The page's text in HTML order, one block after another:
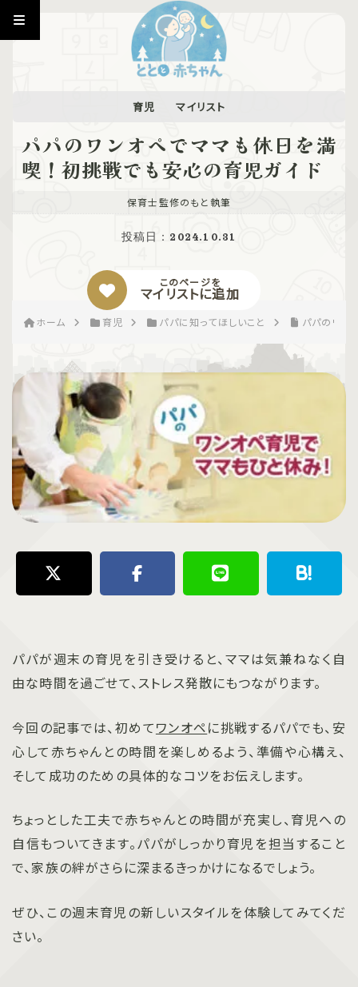
育児 マイリスト
パパのワンオペでママも休日を満
喫！初挑戦でも安心の育児ガイド
投稿日： 2024.10.31
このページを
マイリストに追加
保育士監修のもと執筆
ホーム 育児 パパに知ってほしいこと パパのワン
パパが週末の育児を引き受けると、ママは気兼ねなく自
由な時間を過ごせて、ストレス発散にもつながります。
今回の記事では、初めてワンオペに挑戦するパパでも、安
心して赤ちゃんとの時間を楽しめるよう、準備や心構え、
そして成功のための具体的なコツをお伝えします。
ちょっとした工夫で赤ちゃんとの時間が充実し、育児への
自信もついてきます。パパがしっかり育児を担当すること
で、家族の絆がさらに深まるきっかけになるでしょう。
ぜひ、この週末育児の新しいスタイルを体験してみてくだ
さい。